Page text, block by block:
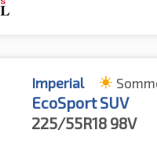
Imperial
EcoSport SUV
225/55R18 98V